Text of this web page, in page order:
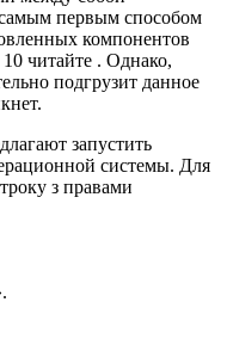
первым способом
компонентов
читайте . Однако,
подгрузит данное
запустить
системы. Для
з правами